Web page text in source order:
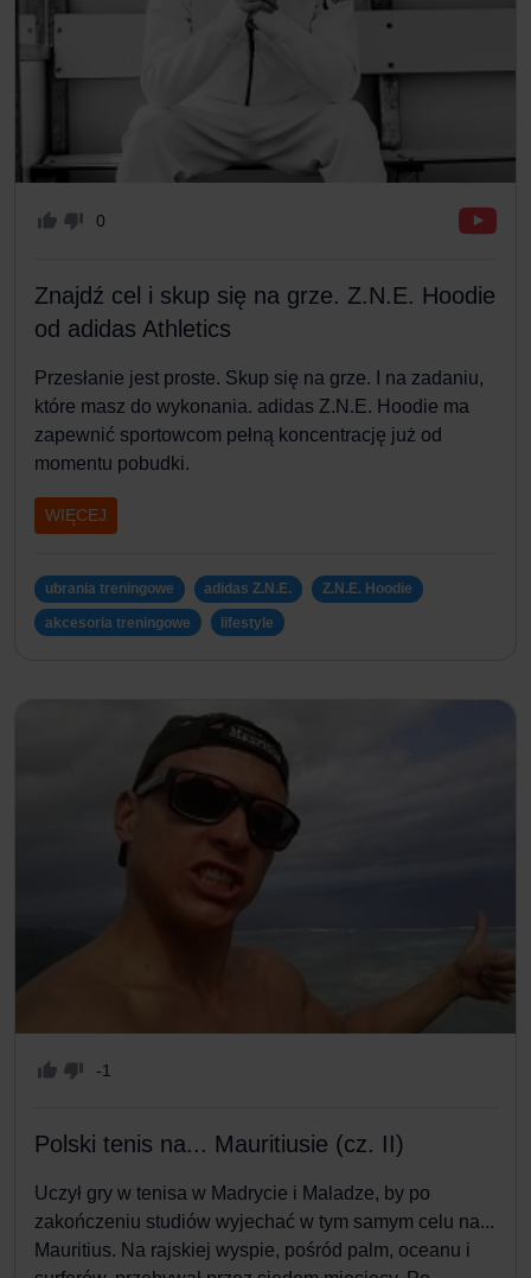
0
Znajdź cel i skup się na grze. Z.N.E. Hoodie
od adidas Athletics
Przesłanie jest proste. Skup się na grze. I na zadaniu,
które masz do wykonania. adidas Z.N.E. Hoodie ma
zapewnić sportowcom pełną koncentrację już od
momentu pobudki.
WIĘCEJ
ubrania treningowe adidas Z.N.E. Z.N.E. Hoodie
akcesoria treningowe lifestyle
-1
Polski tenis na... Mauritiusie (cz. II)
Uczył gry w tenisa w Madrycie i Maladze, by po
zakończeniu studiów wyjechać w tym samym celu na...
Mauritius. Na rajskiej wyspie, pośród palm, oceanu i